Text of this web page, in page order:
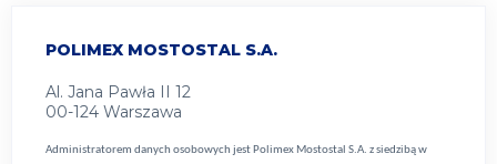
POLIMEX MOSTOSTAL S.A.
Al. Jana Pawła II 12
00-124 Warszawa
Administratorem danych osobowych jest Polimex Mostostal S.A. z siedzibą w